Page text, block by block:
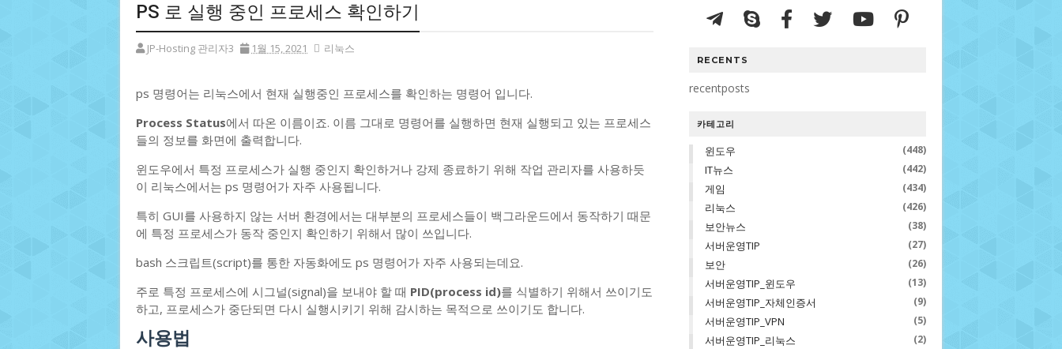
PS 로 실행 중인 프로세스 확인하기
JP-Hosting 관리자3 1월 15, 2021 리눅스
ps 명령어는 리눅스에서 현재 실행중인 프로세스를 확인하는 명령어 입니다.
Process Status에서 따온 이름이죠. 이름 그대로 명령어를 실행하면 현재 실행되고 있는 프로세스
들의 정보를 화면에 출력합니다.
윈도우에서 특정 프로세스가 실행 중인지 확인하거나 강제 종료하기 위해 작업 관리자를 사용하듯
이 리눅스에서는 ps 명령어가 자주 사용됩니다.
특히 GUI를 사용하지 않는 서버 환경에서는 대부분의 프로세스들이 백그라운드에서 동작하기 때문
에 특정 프로세스가 동작 중인지 확인하기 위해서 많이 쓰입니다.
bash 스크립트(script)를 통한 자동화에도 ps 명령어가 자주 사용되는데요.
주로 특정 프로세스에 시그널(signal)을 보내야 할 때 PID(process id)를 식별하기 위해서 쓰이기도
하고, 프로세스가 중단되면 다시 실행시키기 위해 감시하는 목적으로 쓰이기도 합니다.
사용법
RECENTS
recentposts
카테고리
윈도우 (448)
IT뉴스 (442)
게임 (434)
리눅스 (426)
보안뉴스 (38)
서버운영TIP (27)
보안 (26)
서버운영TIP_윈도우 (13)
서버운영TIP_자체인증서 (9)
서버운영TIP_VPN (5)
서버운영TIP_리눅스 (2)